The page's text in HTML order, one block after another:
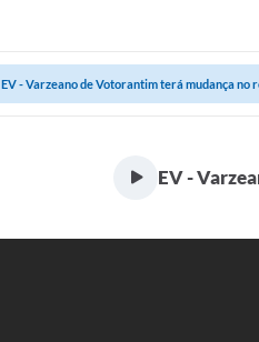
EV - Varzeano de Votorantim terá mudança no
EV -